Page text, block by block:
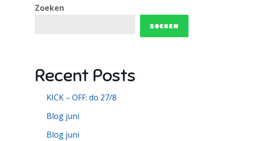
Zoeken
ZOEKEN
Recent Posts
KICK – OFF: do 27/8
Blog juni
Blog juni